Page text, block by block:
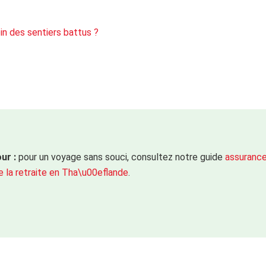
des sentiers battus ?
: pour un voyage sans souci, consultez notre guide
la retraite en Tha\u00eflande.